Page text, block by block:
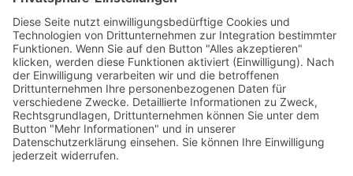
Region. Unsere Datenbank enthält eine Auswahl
an professionellen Anbietern, die Ihnen im Falle
einer Fahrzeugpanne oder eines Unfalls schnell
und effizient helfen. Informieren Sie sich über ihre
Dienstleistungen, Erreichbarkeit und
Kundenerfahrungen, um die beste Wahl für Ihre
Bedürfnisse zu treffen. Gleichzeitig bieten wir Ihnen
umfangreiche Informationen zu erstklassigen
Hotels. Egal ob Sie nach einem luxuriösen Resort,